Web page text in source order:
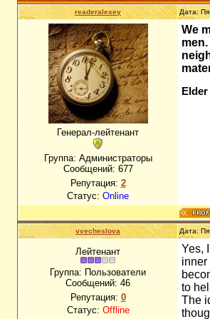
readeralexey Дата:
Генерал-лейтенант
Группа: Администраторы
Сообщений: 677
Репутация: 2
Статус: Online
We
E
vvecheslova Дата:
Лейтенант
Группа: Пользователи
Сообщений: 46
Репутация: 0
Статус: Offline
Yes,
inner
to
The